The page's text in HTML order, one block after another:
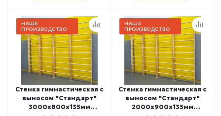
НАШЕ
ПРОИЗВОДСТВО
Стенка гимнастическая с
выносом "Стандарт"
3000х800х135мм
НАШЕ
ПРОИЗВОДСТВО
Стенка гимнастическая с
выносом "Стандарт"
2000х900х135мм